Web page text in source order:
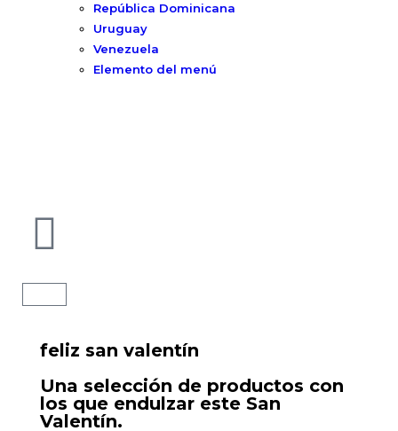
República Dominicana
Uruguay
Venezuela
Elemento del menú
feliz san valentín
Una selección de productos con
los que endulzar este San
Valentín.